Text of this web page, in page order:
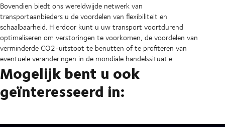
Bovendien biedt ons wereldwijde netwerk van
transportaanbieders u de voordelen van flexibiliteit en
schaalbaarheid. Hierdoor kunt u uw transport voortdurend
optimaliseren om verstoringen te voorkomen, de voordelen van
verminderde CO2-uitstoot te benutten of te profiteren van
eventuele veranderingen in de mondiale handelssituatie.
Mogelijk bent u ook
geïnteresseerd in: